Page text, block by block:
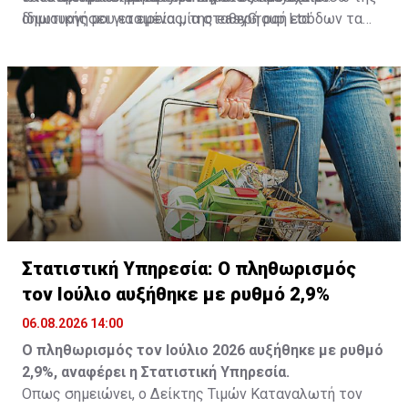
ιδιωτικής μου εταιρείας, της easyGroup Ltd.
δημιουργήσει για εμένα μία σταθερή ροή εσόδων τα
έργου του Φιλανθρωπικού Ιδρύματος Στέλιος
Χατζηιωάννου», καταλήγει.
Πηγή: ΚΥΠΕ
Στατιστική Υπηρεσία: Ο πληθωρισμός
τον Ιούλιο αυξήθηκε με ρυθμό 2,9%
06.08.2026 14:00
Ο πληθωρισμός τον Ιούλιο 2026 αυξήθηκε με ρυθμό
2,9%, αναφέρει η Στατιστική Υπηρεσία.
Οπως σημειώνει, ο Δείκτης Τιμών Καταναλωτή τον